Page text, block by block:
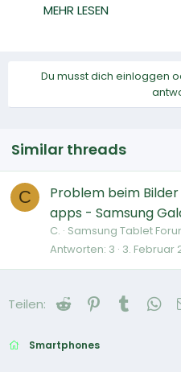
MEHR LESEN
Du musst dich einloggen
Similar threads
C
Problem beim
apps - Samsung
C. Samsung Tablet
Antworten 3 3. Februar
Teilen: Reddit Pinterest
Tumblr
Smartphones